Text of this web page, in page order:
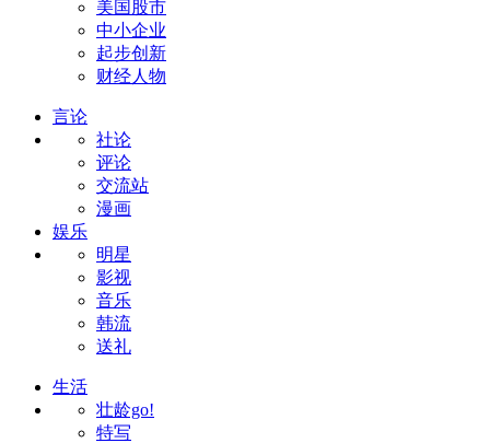
美国股市
中小企业
起步创新
财经人物
言论
社论
评论
交流站
漫画
娱乐
明星
影视
音乐
韩流
送礼
生活
壮龄go!
特写